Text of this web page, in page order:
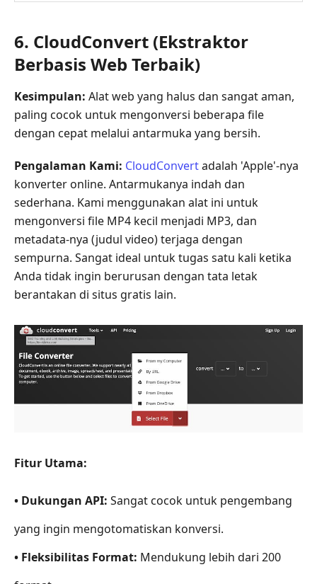
6. CloudConvert (Ekstraktor
Berbasis Web Terbaik)
Kesimpulan: Alat web yang halus dan sangat aman,
paling cocok untuk mengonversi beberapa file
dengan cepat melalui antarmuka yang bersih.
Pengalaman Kami: CloudConvertadalah 'Apple'-nya
konverter online. Antarmukanya indah dan
sederhana. Kami menggunakan alat ini untuk
mengonversi file MP4 kecil menjadi MP3, dan
metadata-nya (judul video) terjaga dengan
sempurna. Sangat ideal untuk tugas satu kali ketika
Anda tidak ingin berurusan dengan tata letak
berantakan di situs gratis lain.
Fitur Utama:
• Dukungan API: Sangat cocok untuk pengembang
yang ingin mengotomatiskan konversi.
• Fleksibilitas Format: Mendukung lebih dari 200